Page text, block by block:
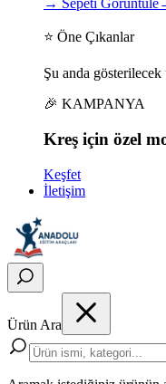
→ Sepeti Görüntüle
⭐ Öne Çıkanlar
Şu anda
🎉 KAMPANYA
Kreş için özel
Keşfet
İletişim
Ürün Ara